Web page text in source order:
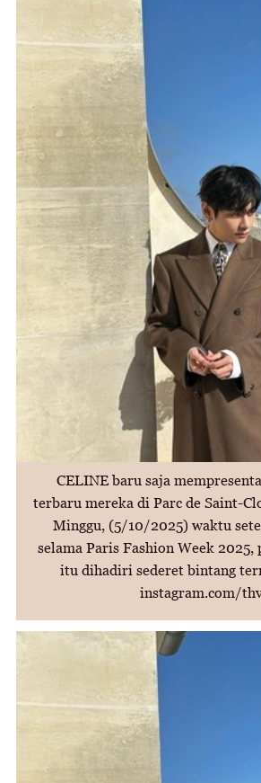
CELINE baru saja
terbaru mereka di Parc de Saint-
Minggu, (5/10/2025) waktu
selama Paris Fashion Week 2025,
itu dihadiri sederet bintang
instagram.com/